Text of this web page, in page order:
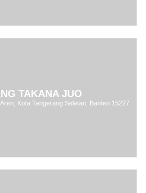
TAKANA JUO
Kota Tangerang Selatan, Banten 15227